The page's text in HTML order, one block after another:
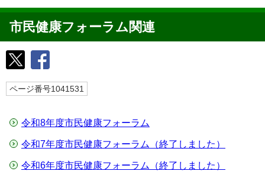
市民健康フォーラム関連
ページ番号1041531
令和8年度市民健康フォーラム
令和7年度市民健康フォーラム（終了しました）
令和6年度市民健康フォーラム（終了しました）